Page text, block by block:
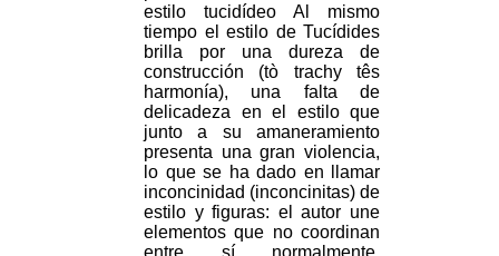
estilo tucidídeo Al mismo
tiempo el estilo de Tucídides
brilla por una dureza de
construcción (tò trachy tês
harmonía), una falta de
delicadeza en el estilo que
junto a su amaneramiento
presenta una gran violencia,
lo que se ha dado en llamar
inconcinidad (inconcinitas) de
estilo y figuras: el autor une
elementos que no coordinan
entre sí normalmente.